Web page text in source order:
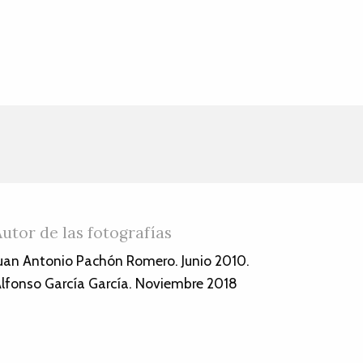
de las fotografías
Antonio Pachón Romero. Junio 2010.
García García. Noviembre 2018